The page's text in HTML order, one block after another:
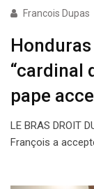
Francois Dupas
“cardinal
pape
LE BRAS DROIT
François a